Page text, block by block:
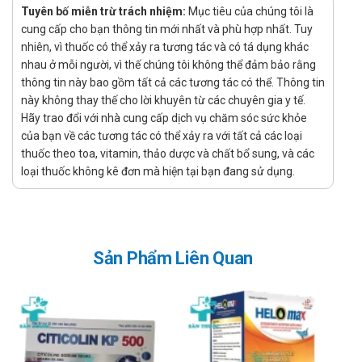
tình trạng tăng huyết áp, hạn chế tình trạng tăng
cholesterol
Dự phòng và hỗ trợ tình trạng đột quỵ
Làm chậm quá trình xơ hóa trên gan, tăng cường chức
năng gan, tăng giải độc cho gan
Chỉ định:
Bệnh nhân gặp tình trạng suy giãn tĩnh mạch, thường
xuyên bị tê tay chân hoặc chuột rút
nhiễm, sưng đau
Hướng dẫn sử dụng Nano Rutin Nam Hà
Cách dùng:
Được dùng để dùng để uống
Tuyên bố miễn trừ trách nhiệm: Mục tiêu của chúng tôi là
cung cấp cho bạn thông tin mới nhất và phù hợp nhất. Tuy
nhiên, vì thuốc có thể xảy ra tương tác và có tá dụng khác
nhau ở mỗi người, vì thế chúng tôi không thể đảm bảo rằng
thông tin này bao gồm tất cả các tương tác có thể. Thông tin
này không thay thế cho lời khuyên từ các chuyên gia y tế.
Hãy trao đổi với nhà cung cấp dịch vụ chăm sóc sức khỏe
của bạn về các tương tác có thể xảy ra với tất cả các loại
thuốc theo toa, vitamin, thảo dược và chất bổ sung, và các
loại thuốc không kê đơn mà hiện tại bạn đang sử dụng.
Sản Phẩm Liên Quan